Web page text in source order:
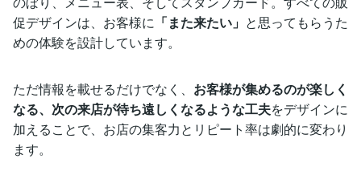
促デザインは、お客様に 「また来たい」 と思ってもらうた
めの体験を設計しています。
ただ情報を載せるだけでなく、 お客様が集めるのが楽しく
なる、次の来店が待ち遠しくなるような工夫をデザインに
加えることで、お店の集客力とリピート率は劇的に変わり
ます。